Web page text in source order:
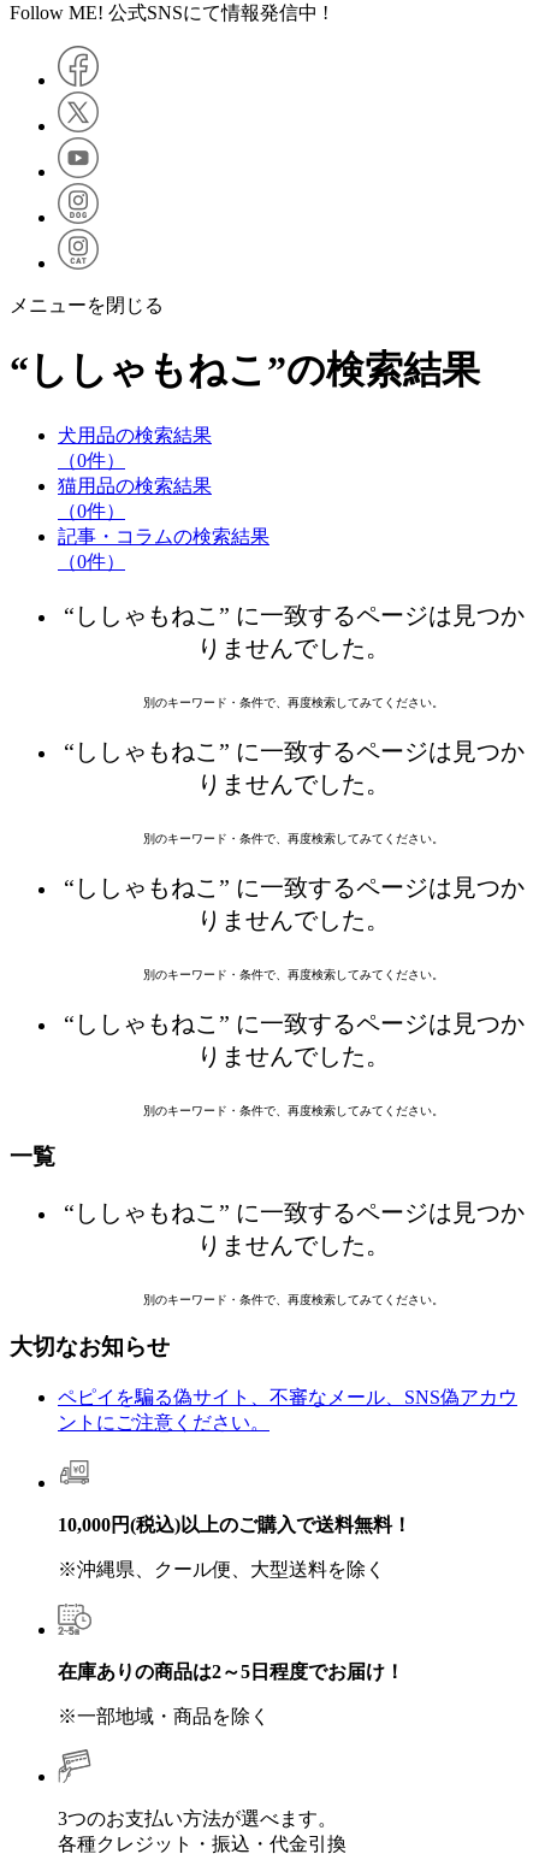
Follow ME! 公式SNSにて情報発信中 !
メニューを閉じる
“ ししゃもねこ”の検索結果
犬用品の検索結果
（0件）
猫用品の検索結果
（0件）
記事・コラムの検索結果
（0件）
“ししゃもねこ” に一致するページは見つか
りませんでした。
別のキーワード・条件で、再度検索してみてください。
“ししゃもねこ” に一致するページは見つか
りませんでした。
別のキーワード・条件で、再度検索してみてください。
“ししゃもねこ” に一致するページは見つか
りませんでした。
別のキーワード・条件で、再度検索してみてください。
“ししゃもねこ” に一致するページは見つか
りませんでした。
別のキーワード・条件で、再度検索してみてください。
一覧
“ししゃもねこ” に一致するページは見つか
りませんでした。
別のキーワード・条件で、再度検索してみてください。
大切なお知らせ
ペピイを騙る偽サイト、不審なメール、SNS偽アカウ
ントにご注意ください。
10,000円(税込)以上のご購入で送料無料！
※沖縄県、クール便、大型送料を除く
在庫ありの商品は2～5日程度でお届け！
※一部地域・商品を除く
3つのお支払い方法が選べます。
各種クレジット・振込・代金引換